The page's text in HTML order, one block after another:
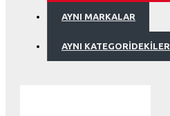
AYNI MARKALAR
AYNI KATEGORIDEKILER